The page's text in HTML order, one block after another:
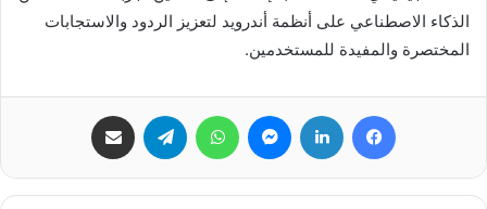
الذكاء الاصطناعي على أنظمة أندرويد لتعزيز الردود والاستجابات
المختصرة والمفيدة للمستخدمين.
فيسبوك لينكدإن ماسنجر واتساب تيلقرام